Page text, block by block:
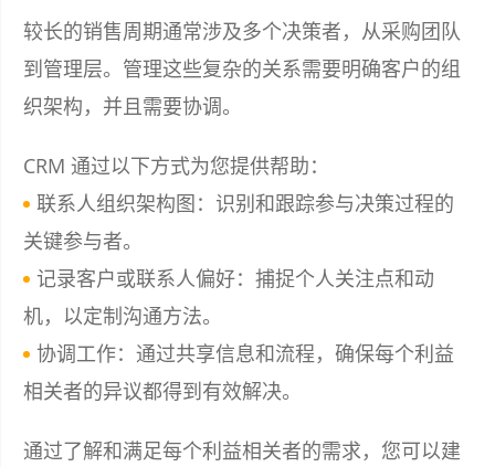
较长的销售周期通常涉及多个决策者，从采购团队
到管理层。管理这些复杂的关系需要明确客户的组
织架构，并且需要协调。
CRM 通过以下方式为您提供帮助：
联系人组织架构图：识别和跟踪参与决策过程的
关键参与者。
记录客户或联系人偏好：捕捉个人关注点和动
机，以定制沟通方法。
协调工作：通过共享信息和流程，确保每个利益
相关者的异议都得到有效解决。
通过了解和满足每个利益相关者的需求，您可以建